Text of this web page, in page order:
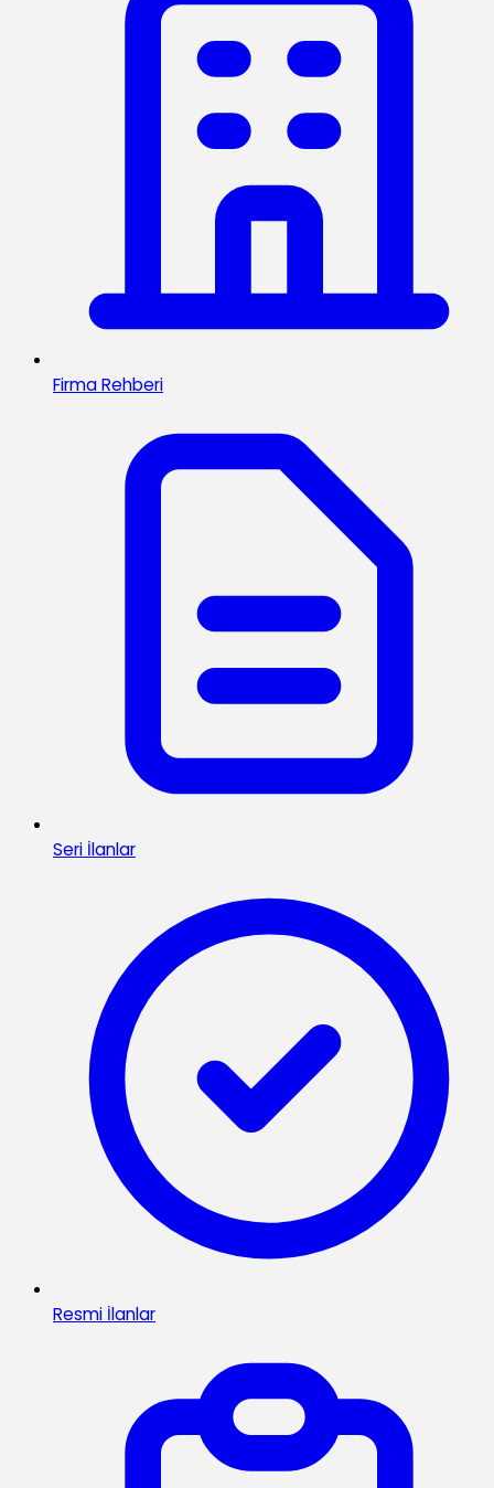
Firma Rehberi
Seri İlanlar
Resmi İlanlar